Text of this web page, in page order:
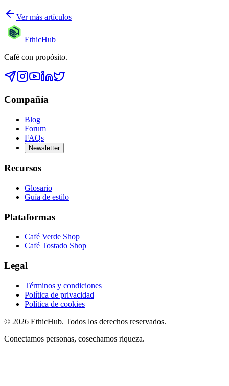
Ver más artículos
EthicHub
Café con propósito.
Compañía
Blog
Forum
FAQs
Newsletter
Recursos
Glosario
Guía de estilo
Plataformas
Café Verde Shop
Café Tostado Shop
Legal
Términos y condiciones
Política de privacidad
Política de cookies
© 2026 EthicHub. Todos los derechos reservados.
Conectamos personas, cosechamos riqueza.